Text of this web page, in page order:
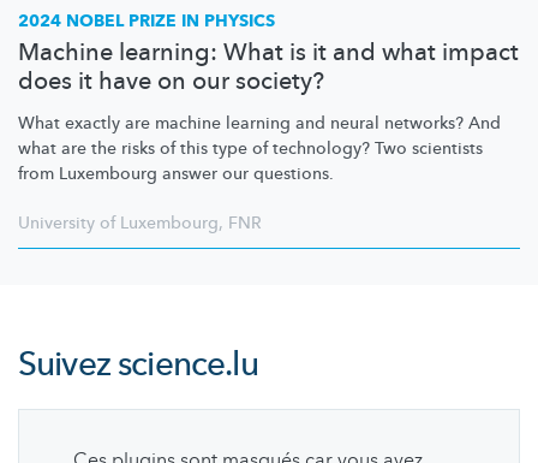
2024 NOBEL PRIZE IN PHYSICS
Machine learning: What is it and what impact
does it have on our society?
What exactly are machine learning and neural networks? And
what are the risks of this type of technology? Two scientists
from Luxembourg answer our questions.
University of Luxembourg, FNR
Suivezscience.lu